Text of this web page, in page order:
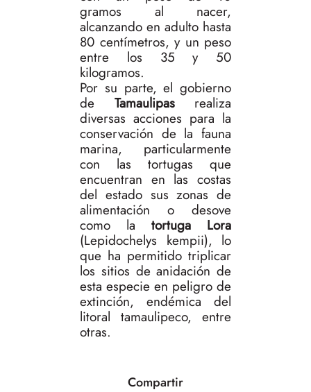
gramos al nacer,
alcanzando en adulto hasta
80 centímetros, y un peso
entre los 35 y 50
kilogramos.
Por su parte, el gobierno
de Tamaulipasrealiza
diversas acciones para la
conservación de la fauna
marina, particularmente
con las tortugas que
encuentran en las costas
del estado sus zonas de
alimentación o desove
como la tortuga Lora
(Lepidochelys kempii), lo
que ha permitido triplicar
los sitios de anidación de
esta especie en peligro de
extinción, endémica del
litoral tamaulipeco, entre
otras.
Compartir